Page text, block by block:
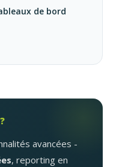
de bord
avancées -
, reporting en